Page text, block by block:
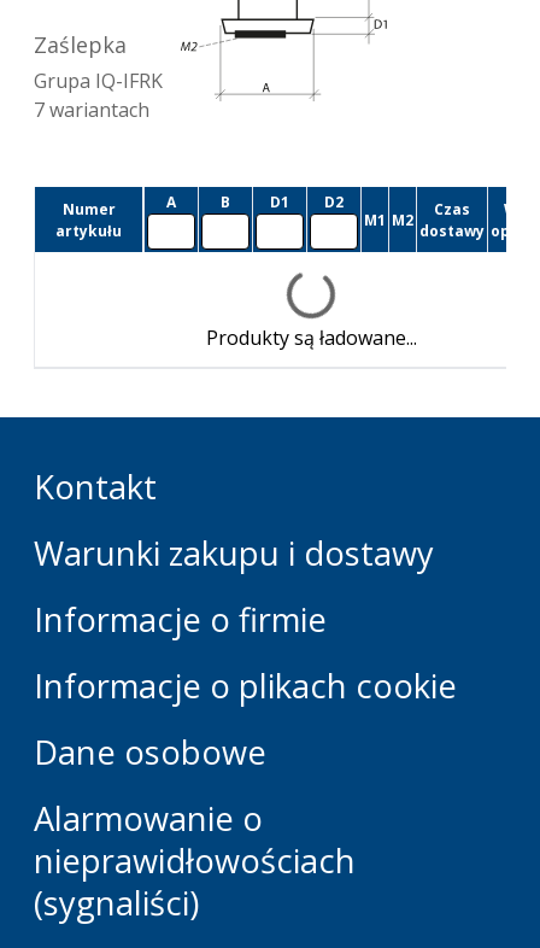
Zaślepka
Grupa IQ-IFRK
7wariantach
Numer
artykułu
A B D1
D2
M1 M2
Czas
dostawy
Produkty są ładowane...
Kontakt
Warunki zakupu i dostawy
Informacje o firmie
Informacje o plikach cookie
Dane osobowe
Alarmowanie o
nieprawidłowościach
(sygnaliści)